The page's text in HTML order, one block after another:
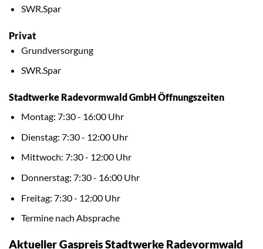
SWR.Spar
Privat
Grundversorgung
SWR.Spar
Stadtwerke Radevormwald GmbH Öffnungszeiten
Montag: 7:30 - 16:00 Uhr
Dienstag: 7:30 - 12:00 Uhr
Mittwoch: 7:30 - 12:00 Uhr
Donnerstag: 7:30 - 16:00 Uhr
Freitag: 7:30 - 12:00 Uhr
Termine nach Absprache
Aktueller Gaspreis Stadtwerke Radevormwald